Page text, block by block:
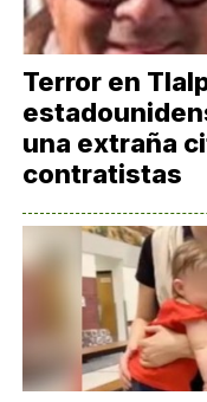
Terror en
una extraña
contratistas